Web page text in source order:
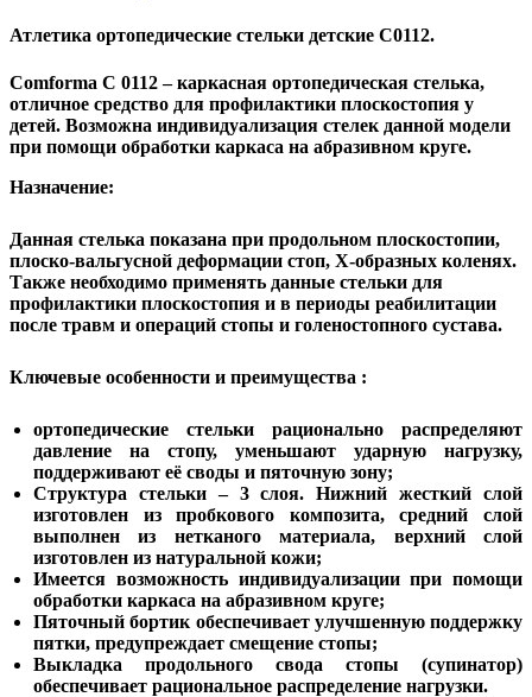
Атлетика ортопедические стельки детские С0112.
Comforma C 0112– каркасная ортопедическая стелька,
отличное средство для профилактики плоскостопия у
детей. Возможна индивидуализация стелек данной модели
при помощи обработки каркаса на абразивном круге.
Назначение:
Данная стелька показана при продольном плоскостопии,
плоско-вальгусной деформации стоп, Х-образных коленях.
Также необходимо применять данные стельки для
профилактики плоскостопия и в периоды реабилитации
после травм и операций стопы и голеностопного сустава.
Ключевые особенности и преимущества :
ортопедические стельки рационально распределяют
давление на стопу, уменьшают ударную нагрузку,
поддерживают её своды и пяточную зону;
Структура стельки – 3 слоя. Нижний жесткий слой
изготовлен из пробкового композита, средний слой
выполнен из нетканого материала, верхний слой
изготовлен из натуральной кожи;
Имеется возможность индивидуализации при помощи
обработки каркаса на абразивном круге;
Пяточный бортик обеспечивает улучшенную поддержку
пятки, предупреждает смещение стопы;
Выкладка продольного свода стопы (супинатор)
обеспечивает рациональное распределение нагрузки.